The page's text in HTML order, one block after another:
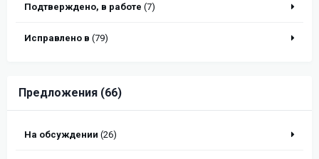
Подтверждено, в работе (7)
Исправлено в (79)
Предложения (66)
На обсуждении (26)